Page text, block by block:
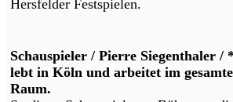
Hersfelder Festspielen.
Schauspieler / Pierre Siegenthaler /
lebt in Köln und arbeitet im
Raum.